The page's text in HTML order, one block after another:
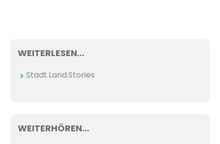
WEITERLESEN…
Stadt.Land.Stories
WEITERHÖREN…